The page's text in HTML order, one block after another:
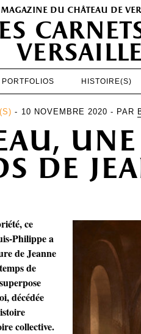
magazine du château de
PORTFOLIOS HISTOIRE(S)
EXPOSITIONS
PATRIMOINE
SPECTACLES
PORTFOLIOS
LES +
ABONNEMENT GRATUIT AU
- 10 NOVEMBRE 2020 - PAR
de
ce
Philippe a
de Jeanne
de
décédée
collective.